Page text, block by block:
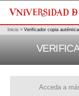
Acceda a
Inicio > Verificador copia auténtica